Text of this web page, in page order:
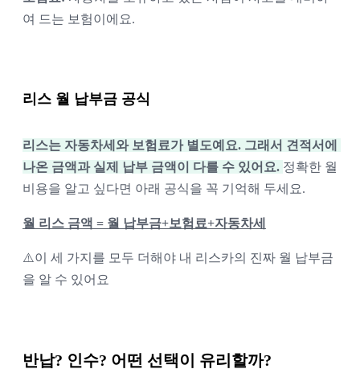
여 드는 보험이에요.
리스 월 납부금 공식
리스는 자동차세와 보험료가 별도예요. 그래서 견적서에
나온 금액과 실제 납부 금액이 다를 수 있어요. 정확한 월
비용을 알고 싶다면 아래 공식을 꼭 기억해 두세요.
월 리스 금액 = 월 납부금+보험료+자동차세
⚠️이 세 가지를 모두 더해야 내 리스카의 진짜 월 납부금
을 알 수 있어요
반납? 인수? 어떤 선택이 유리할까?